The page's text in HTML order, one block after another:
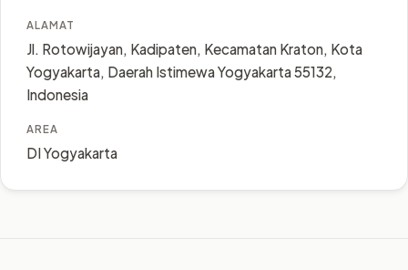
ALAMAT
Jl. Rotowijayan, Kadipaten, Kecamatan Kraton, Kota
Yogyakarta, Daerah Istimewa Yogyakarta 55132,
Indonesia
AREA
DI Yogyakarta